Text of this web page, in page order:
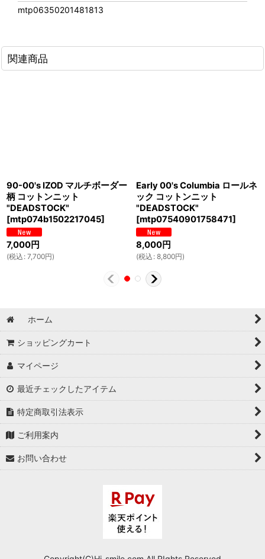
mtp06350201481813
関連商品
90-00's IZOD マルチボーダー
柄 コットンニット
"DEADSTOCK"
[mtp074b1502217045]
7,000円
(税込 : 7,700円)
Early 00's Columbia ロールネ
ック コットンニット
"DEADSTOCK"
[mtp07540901758471]
8,000円
(税込 : 8,800円)
ホーム
ショッピングカート
マイページ
最近チェックしたアイテム
特定商取引法表示
ご利用案内
お問い合わせ